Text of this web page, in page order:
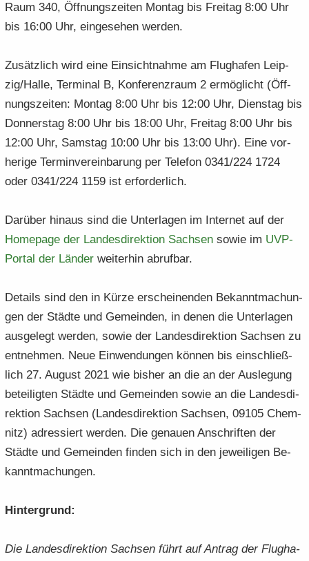
Raum 340, Öff­nungs­zei­ten Mon­tag bis Frei­tag 8:00 Uhr
bis 16:00 Uhr, ein­ge­se­hen wer­den.
Zu­sätz­lich wird eine Ein­sicht­nah­me am Flug­ha­fen Leip­
zig/Halle, Ter­mi­nal B, Kon­fe­renz­raum 2 er­mög­licht (Öff­
nungs­zei­ten: Mon­tag 8:00 Uhr bis 12:00 Uhr, Diens­tag bis
Don­ners­tag 8:00 Uhr bis 18:00 Uhr, Frei­tag 8:00 Uhr bis
12:00 Uhr, Sams­tag 10:00 Uhr bis 13:00 Uhr). Eine vor­
he­ri­ge Ter­min­ver­ein­ba­rung per Te­le­fon 0341/224 1724
oder 0341/224 1159 ist er­for­der­lich.
Dar­über hin­aus sind die Un­ter­la­gen im In­ter­net auf der
Home­page der Lan­des­di­rek­ti­on Sach­sen sowie im UVP-​​
Portal der Län­der wei­ter­hin ab­ruf­bar.
De­tails sind den in Kürze er­schei­nen­den Be­kannt­ma­chun­
gen der Städ­te und Ge­mein­den, in denen die Un­ter­la­gen
aus­ge­legt wer­den, sowie der Lan­des­di­rek­ti­on Sach­sen zu
ent­neh­men. Neue Ein­wen­dun­gen kön­nen bis ein­schließ­
lich 27. Au­gust 2021 wie bis­her an die an der Aus­le­gung
be­tei­lig­ten Städ­te und Ge­mein­den sowie an die Lan­des­di­
rek­ti­on Sach­sen (Lan­des­di­rek­ti­on Sach­sen, 09105 Chem­
nitz) adres­siert wer­den. Die ge­nau­en An­schrif­ten der
Städ­te und Ge­mein­den fin­den sich in den je­wei­li­gen Be­
kannt­ma­chun­gen.
Hin­ter­grund:
Die Lan­des­di­rek­ti­on Sach­sen führt auf An­trag der Flug­ha­